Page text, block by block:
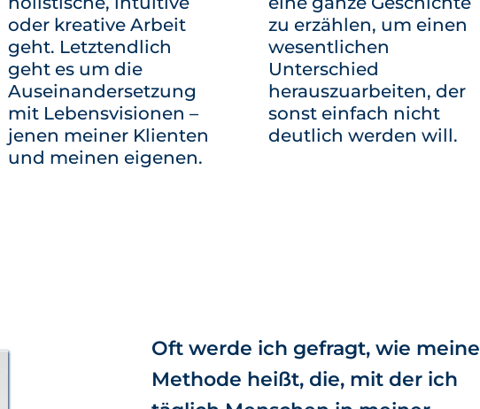
oder kreative Arbeit
geht. Letztendlich
geht es um die
Auseinandersetzung
mit Lebensvisionen –
jenen meiner Klienten
und meinen eigenen.
zu erzählen, um einen
wesentlichen
Unterschied
herauszuarbeiten, der
sonst einfach nicht
deutlich werden will.
Oft werde ich gefragt, wie meine
Methode heißt, die, mit der ich